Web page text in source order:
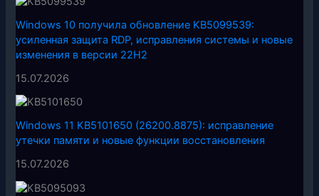
Windows 10 получила обновление KB5099539:
усиленная защита RDP, исправления системы и новые
изменения в версии 22H2
15.07.2026
Windows 11 KB5101650 (26200.8875): исправление
утечки памяти и новые функции восстановления
15.07.2026